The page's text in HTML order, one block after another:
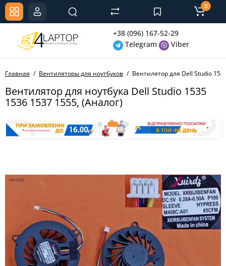
+38 (096) 167-52-29
Telegram
Viber
0
Главная Вентиляторы для ноутбуков Вентилятор для Dell Studio
Вентилятор для ноутбука Dell Studio 1535
1536 1537 1555, (Аналог)